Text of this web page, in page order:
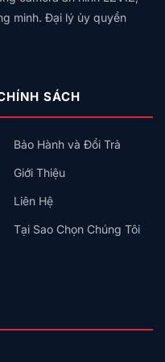
hệ sinh thái nhà
RF
minh. Đại lý ủy quyền
SÁCH
Bảo Hành và Đổi Trả
Giới Thiệu
Liên Hệ
Tại Sao Chọn Chúng Tôi